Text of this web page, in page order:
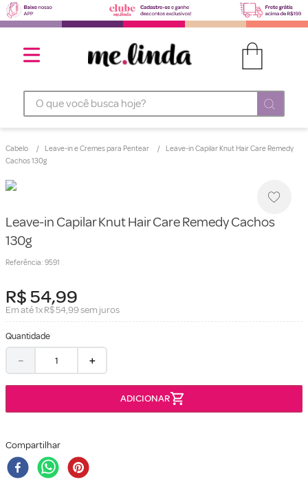
O que você busca hoje?
Cabelo Leave-in e Cremes para Pentear
Leave-in Capilar Knut Hair Care Remedy
Cachos 130g
Leave-in Capilar Knut Hair Care Remedy Cachos
130g
Referência: 9591
R$54,99
Em até1xR$54,99sem juros
Quantidade
＋
－
Compartilhar